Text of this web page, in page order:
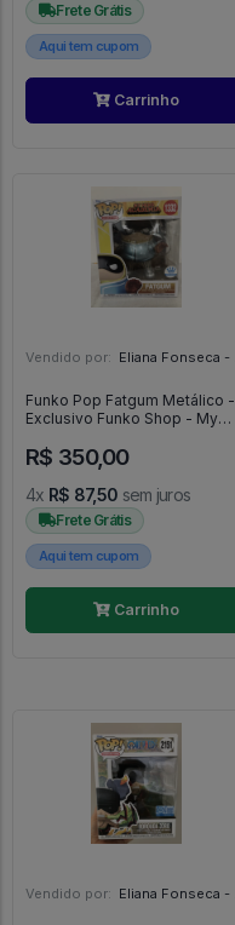
Frete Grátis
Aqui tem cupom
Carrinho
Vendido por: Eliana Fonseca - SP
Funko Pop Fatgum Metálico -
Exclusivo Funko Shop - My
FUNKO POP #1332
R$ 350,00
4x R$ 87,50 sem juros
Frete Grátis
Aqui tem cupom
Carrinho
Vendido por: Eliana Fonseca - SP